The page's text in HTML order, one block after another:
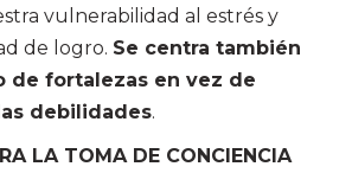
vulnerabilidad al estrés y
de logro. Se centra también
de fortalezas en vez de
debilidades.
LA TOMA DE CONCIENCIA